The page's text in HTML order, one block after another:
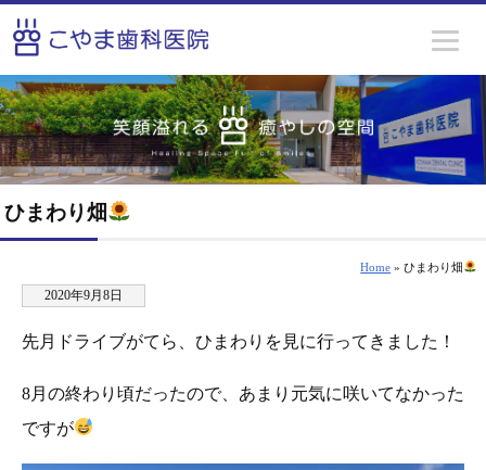
ひまわり畑
Home » ひまわり畑
2020年9月8日
先月ドライブがてら、ひまわりを見に行ってきました！
8月の終わり頃だったので、あまり元気に咲いてなかった
ですが